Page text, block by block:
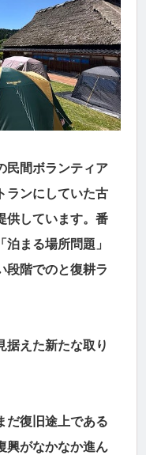
民間ボランティア
ランにしていた古
供しています。番
まる場所問題」
段階でのと復耕ラ
据えた新たな取り
だ復旧途上である
興がなかなか進ん